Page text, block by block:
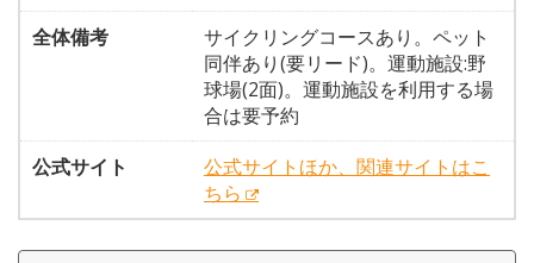
全体備考
サイクリングコースあり。ペット
同伴あり(要リード)。運動施設:野
球場(2面)。運動施設を利用する場
合は要予約
公式サイト
公式サイトほか、関連サイトはこ
ちら